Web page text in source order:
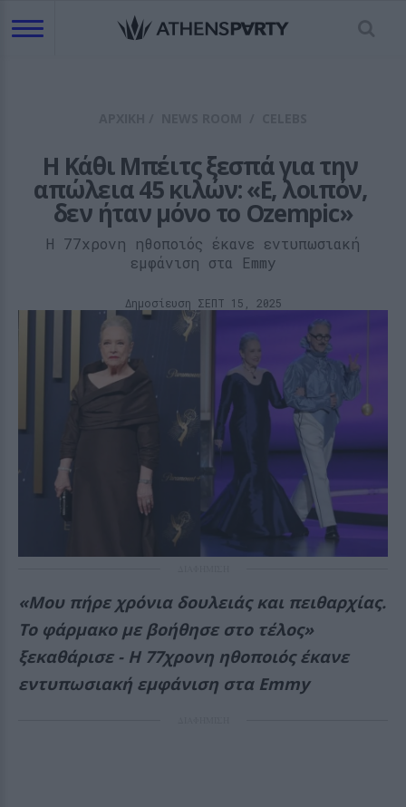
Η Κάθι Μπέιτς ξεσπά για την
απώλεια 45 κιλών: «Ε, λοιπόν,
δεν ήταν μόνο το Ozempic»
Η 77χρονη ηθοποιός έκανε εντυπωσιακή
εμφάνιση στα Emmy
Δημοσίευση ΣΕΠΤ 15, 2025
«Μου πήρε χρόνια δουλειάς και πειθαρχίας.
Το φάρμακο με βοήθησε στο τέλος»
ξεκαθάρισε - Η 77χρονη ηθοποιός έκανε
εντυπωσιακή εμφάνιση στα Emmy